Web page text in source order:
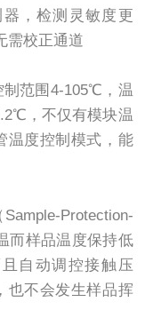
，检测灵敏度更
需校正通道
范围4-105℃，温
，不仅有模块温
温度控制模式，能
Protection-
而样品温度保持低
自动调控接触压
也不会发生样品挥